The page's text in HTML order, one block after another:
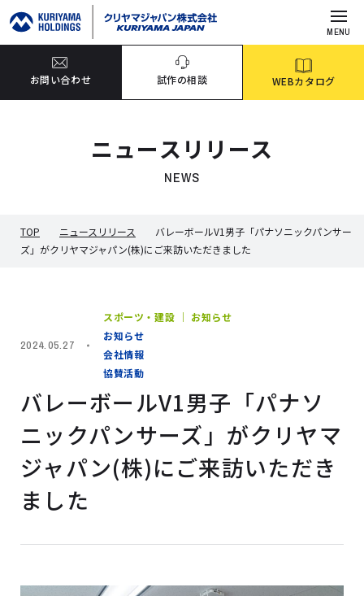
MENU
お問い合わせ 試作の相談 WEBカタログ
ニュースリリース
NEWS
TOP ニュースリリース
バレーボールV1男子「パナソニックパンサー
ズ」がクリヤマジャパン(株)にご来訪いただきました
2024.05.27
スポーツ・建設 ｜ お知らせ
お知らせ
会社情報
協賛活動
バレーボールV1男子「パナソ
ニックパンサーズ」がクリヤマ
ジャパン(株)にご来訪いただき
ました